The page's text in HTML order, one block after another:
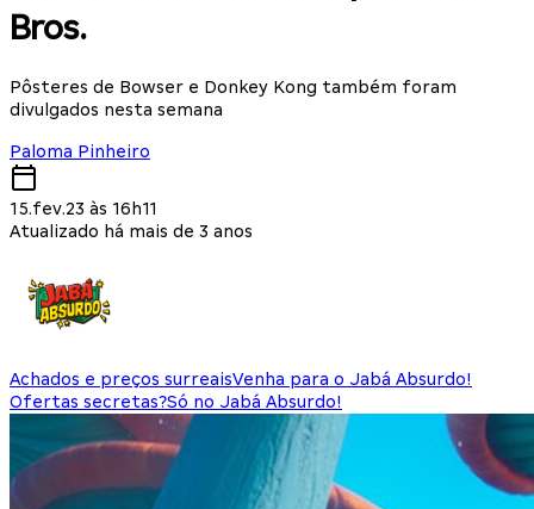
Bros.
Pôsteres de Bowser e Donkey Kong também foram
divulgados nesta semana
Paloma Pinheiro
15.fev.23 às 16h11
Atualizado há mais de 3 anos
Achados e preços surreaisVenha para o Jabá Absurdo!
Ofertas secretas?Só no Jabá Absurdo!